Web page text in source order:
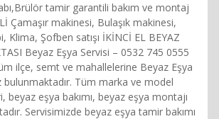
tamir garantili bakım ve montaj
Çamaşır makinesi, Bulaşık makinesi,
Klima, Şofben satışı İKİNCİ EL BEYAZ
Beyaz Eşya Servisi – 0532 745 0555
ilçe, semt ve mahallelerine Beyaz Eşya
Tüm marka ve model
beyaz eşya bakımı, beyaz eşya montajı
Servisimizde beyaz eşya tamir bakımı